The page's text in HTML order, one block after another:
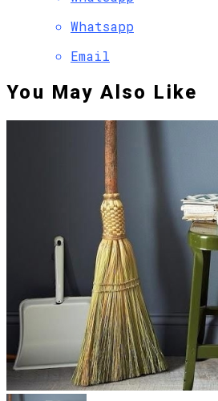
Whatsapp
Email
You May Also Like